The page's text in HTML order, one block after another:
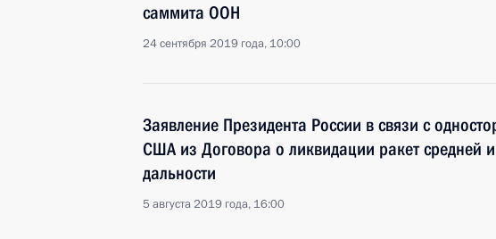
саммита ООН
24 сентября 2019 года, 10:00
Заявление Президента России в связи с
США из Договора о ликвидации ракет средней
дальности
5 августа 2019 года, 16:00